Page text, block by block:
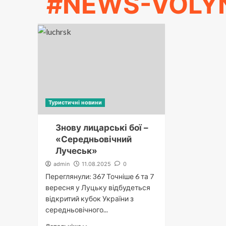
Туристичні новини
Знову лицарські бої –
«Середньовічний
Лучеськ»
admin 11.08.2025 0
Переглянули: 367 Точніше 6 та 7
вересня у Луцьку відбудеться
відкритий кубок України з
середньовічного...